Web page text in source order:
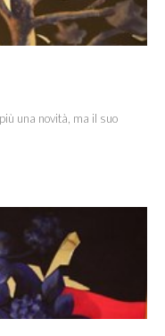
una novità, ma il suo